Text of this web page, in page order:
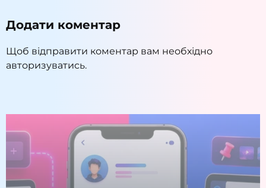
Додати коментар
Щоб відправити коментар вам необхідно
авторизуватись.